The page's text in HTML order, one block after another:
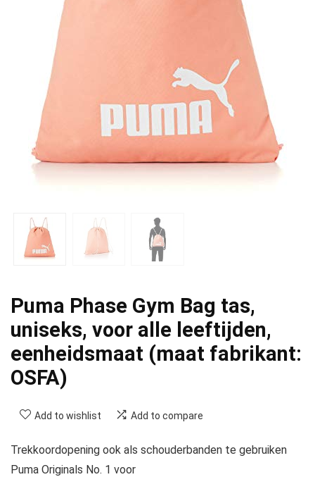
Puma Phase Gym Bag tas,
uniseks, voor alle leeftijden,
eenheidsmaat (maat fabrikant:
OSFA)
Add to wishlist Add to compare
Trekkoordopening ook als schouderbanden te gebruiken
Puma Originals No. 1 voor